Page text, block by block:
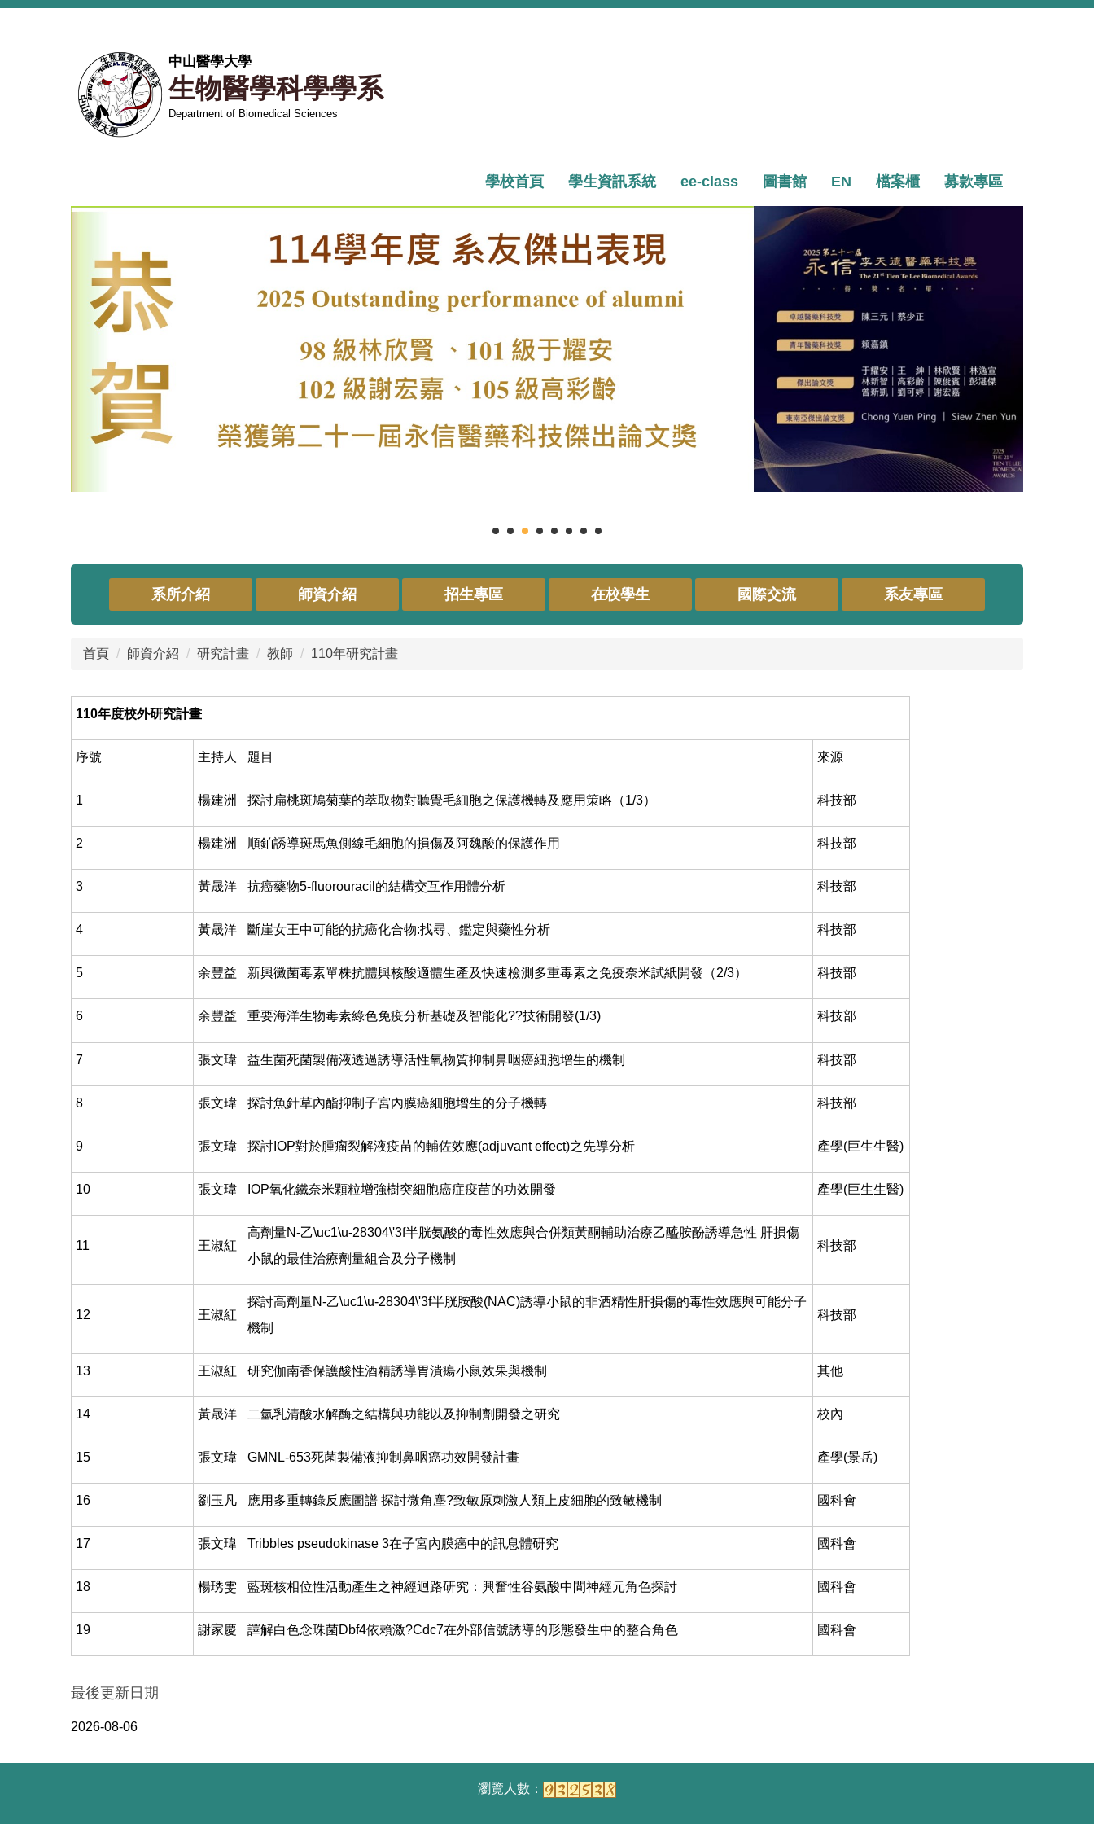
跳
中山醫學大學
生物醫學科學學系
Department of Biomedical Sciences
學校首頁 學生資訊系統 ee-class 圖書館 EN 檔案櫃 募款專區
系所介紹 師資介紹 招生專區 在校學生 國際交流 系友專區
首頁 師資介紹 研究計畫 教師 110年研究計畫
110年度校外研究計畫
序號 主持人 題目 來源
1 楊建洲 探討扁桃斑鳩菊葉的萃取物對聽覺毛細胞之保護機轉及應用策略（1/3） 科技部
2 楊建洲 順鉑誘導斑馬魚側線毛細胞的損傷及阿魏酸的保護作用 科技部
3 黃晟洋 抗癌藥物5-fluorouracil的結構交互作用體分析 科技部
4 黃晟洋 斷崖女王中可能的抗癌化合物:找尋、鑑定與藥性分析 科技部
5 余豐益 新興黴菌毒素單株抗體與核酸適體生產及快速檢測多重毒素之免疫奈米試紙開發（2/3） 科技部
6 余豐益 重要海洋生物毒素綠色免疫分析基礎及智能化??技術開發(1/3) 科技部
7 張文瑋 益生菌死菌製備液透過誘導活性氧物質抑制鼻咽癌細胞增生的機制 科技部
8 張文瑋 探討魚針草內酯抑制子宮內膜癌細胞增生的分子機轉 科技部
9 張文瑋 探討IOP對於腫瘤裂解液疫苗的輔佐效應(adjuvant effect)之先導分析 產學(巨生生醫)
10 張文瑋 IOP氧化鐵奈米顆粒增強樹突細胞癌症疫苗的功效開發 產學(巨生生醫)
11 王淑紅
高劑量N-乙\uc1\u-28304\'3f半胱氨酸的毒性效應與合併類黃酮輔助治療乙醯胺酚誘導急性 肝損傷
小鼠的最佳治療劑量組合及分子機制
科技部
12 王淑紅
探討高劑量N-乙\uc1\u-28304\'3f半胱胺酸(NAC)誘導小鼠的非酒精性肝損傷的毒性效應與可能分子
機制
科技部
13 王淑紅 研究伽南香保護酸性酒精誘導胃潰瘍小鼠效果與機制 其他
14 黃晟洋 二氫乳清酸水解酶之結構與功能以及抑制劑開發之研究 校內
15 張文瑋 GMNL-653死菌製備液抑制鼻咽癌功效開發計畫 產學(景岳)
16 劉玉凡 應用多重轉錄反應圖譜 探討微角塵?致敏原刺激人類上皮細胞的致敏機制 國科會
17 張文瑋 Tribbles pseudokinase 3在子宮內膜癌中的訊息體研究 國科會
18 楊琇雯 藍斑核相位性活動產生之神經迴路研究：興奮性谷氨酸中間神經元角色探討 國科會
19 謝家慶 譯解白色念珠菌Dbf4依賴激?Cdc7在外部信號誘導的形態發生中的整合角色 國科會
最後更新日期
2026-08-06